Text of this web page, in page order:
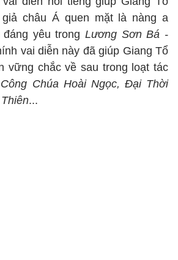
châu Á quen mặt là nàng a
yêu trong Lương Sơn Bá -
vai diễn này đã giúp Giang Tổ
vững chắc về sau trong loạt tác
Công Chúa Hoài Ngọc, Đại Thời
...